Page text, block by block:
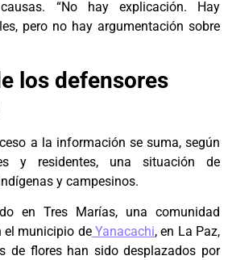
“No hay explicación. Hay
pero no hay argumentación sobre
los defensores
a la información se suma, según
y residentes, una situación de
y campesinos.
en Tres Marías, una comunidad
el municipio de Yanacachi, en La Paz,
de flores han sido desplazados por